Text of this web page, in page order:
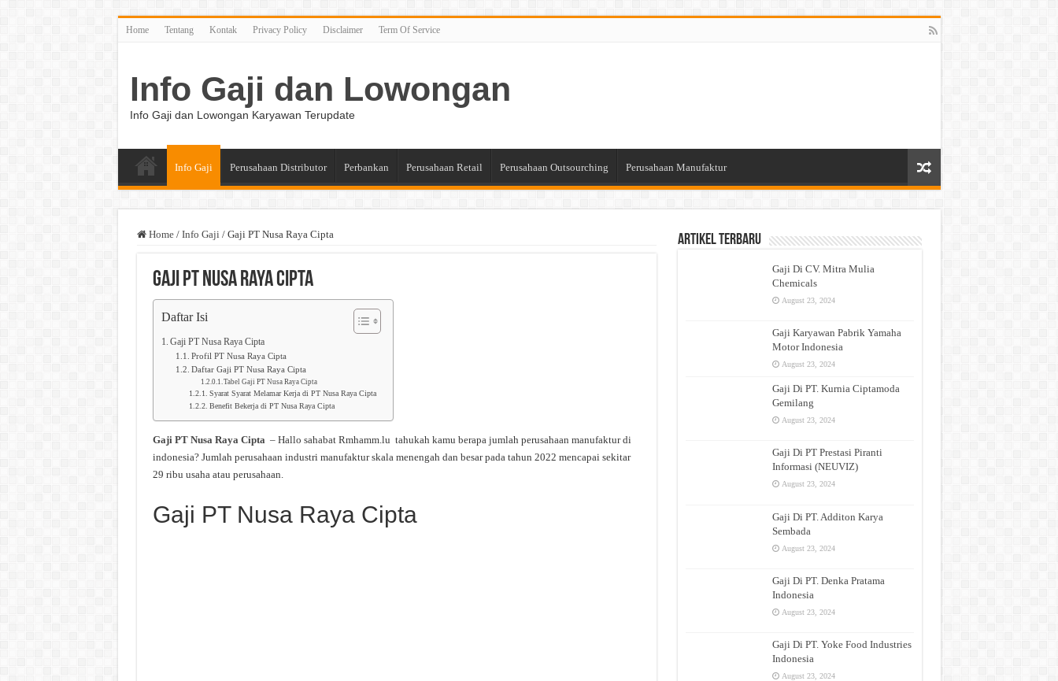
Home Tentang Kontak Privacy Policy Disclaimer Term Of Service
Info Gaji dan Lowongan
Info Gaji dan Lowongan Karyawan Terupdate
Info Gaji Perusahaan Distributor Perbankan Perusahaan Retail Perusahaan Outsourching Perusahaan Manufaktur
Home / Info Gaji / Gaji PT Nusa Raya Cipta
Gaji PT Nusa Raya Cipta
Daftar Isi
Gaji PT Nusa Raya Cipta
Profil PT Nusa Raya Cipta
Daftar Gaji PT Nusa Raya Cipta
Tabel Gaji PT Nusa Raya Cipta
Syarat Syarat Melamar Kerja di PT Nusa Raya Cipta
Benefit Bekerja di PT Nusa Raya Cipta
Gaji PT Nusa Raya Cipta – Hallo sahabat Rmhamm.lu tahukah kamu berapa jumlah perusahaan manufaktur di
indonesia? Jumlah perusahaan industri manufaktur skala menengah dan besar pada tahun 2022 mencapai sekitar
29 ribu usaha atau perusahaan.
Gaji PT Nusa Raya Cipta
Artikel Terbaru
Gaji Di CV. Mitra Mulia
Chemicals
August 23, 2024
Gaji Karyawan Pabrik Yamaha
Motor Indonesia
August 23, 2024
Gaji Di PT. Kurnia Ciptamoda
Gemilang
August 23, 2024
Gaji Di PT Prestasi Piranti
Informasi (NEUVIZ)
August 23, 2024
Gaji Di PT. Additon Karya
Sembada
August 23, 2024
Gaji Di PT. Denka Pratama
Indonesia
August 23, 2024
Gaji Di PT. Yoke Food Industries
Indonesia
August 23, 2024